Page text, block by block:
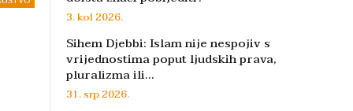
3. kol 2026.
Sihem Djebbi: Islam nije nespojiv s
vrijednostima poput ljudskih prava,
pluralizma ili…
31. srp 2026.